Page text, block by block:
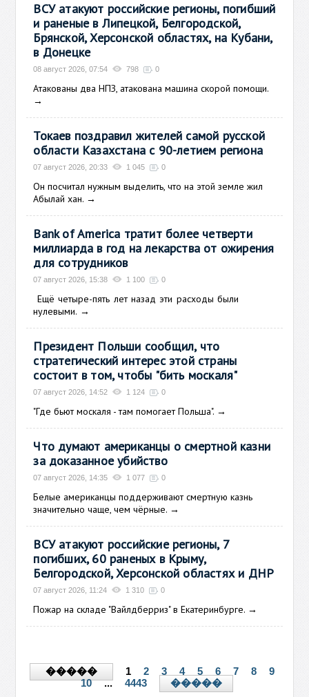
ВСУ атакуют российские регионы, погибший
и раненые в Липецкой, Белгородской,
Брянской, Херсонской областях, на Кубани,
в Донецке
08 август 2026, 07:54 798 0
Атакованы два НПЗ, атакована машина скорой помощи.
→
Токаев поздравил жителей самой русской
области Казахстана с 90-летием региона
07 август 2026, 20:33 1 045 0
Он посчитал нужным выделить, что на этой земле жил
Абылай хан. →
Bank of America тратит более четверти
миллиарда в год на лекарства от ожирения
для сотрудников
07 август 2026, 15:38 1 100 0
Ещё четыре-пять лет назад эти расходы были
нулевыми. →
Президент Польши сообщил, что
стратегический интерес этой страны
состоит в том, чтобы "бить москаля"
07 август 2026, 14:52 1 124 0
"Где бьют москаля - там помогает Польша". →
Что думают американцы о смертной казни
за доказанное убийство
07 август 2026, 14:35 1 077 0
Белые американцы поддерживают смертную казнь
значительно чаще, чем чёрные. →
ВСУ атакуют российские регионы, 7
погибших, 60 раненых в Крыму,
Белгородской, Херсонской областях и ДНР
07 август 2026, 11:24 1 310 0
Пожар на складе "Вайлдберриз" в Екатеринбурге. →
����� 1 2 3 4 5 6 7 8
9
10
... 4443 �����